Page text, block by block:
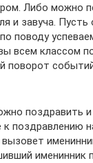
Либо можно
и завуча.
поводу
всем классом
поворот
поздравить и
поздравлению
именинник